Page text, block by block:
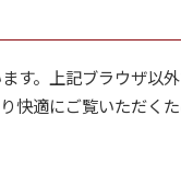
す。上記ブラウザ以
快適にご覧いただく